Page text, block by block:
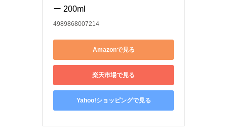
ー 200ml
4989868007214
Amazonで見る
楽天市場で見る
Yahoo!ショッピングで見る